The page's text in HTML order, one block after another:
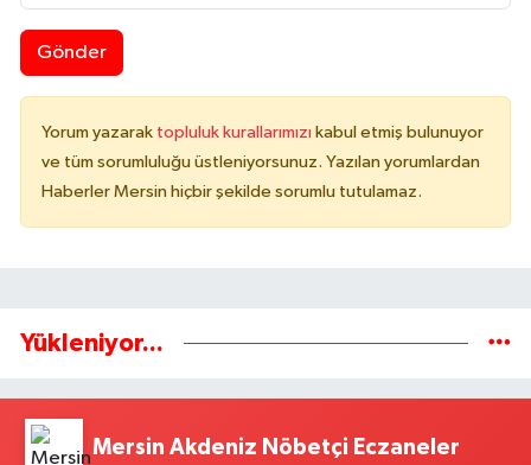
Gönder
Yorum yazarak topluluk kurallarımızı kabul etmiş bulunuyor
ve tüm sorumluluğu üstleniyorsunuz. Yazılan yorumlardan
Haberler Mersin hiçbir şekilde sorumlu tutulamaz.
Yükleniyor...
Mersin Akdeniz Nöbetçi Eczaneler